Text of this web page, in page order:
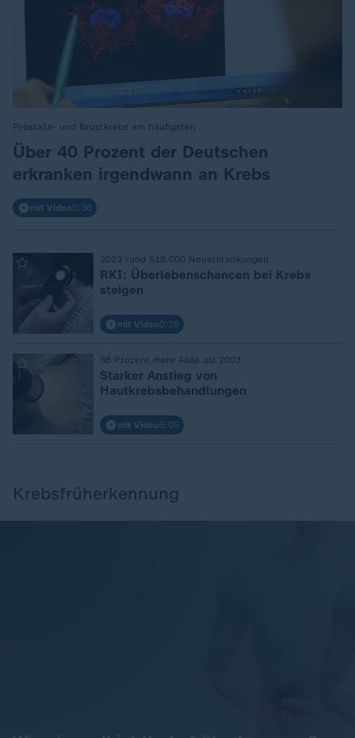
Prostata- und Brustkrebs am häufigsten
:
Über 40 Prozent der Deutschen
erkranken irgendwann an Krebs
mit Video0:36
2023 rund 518.000 Neuerkrankungen
RKI: Überlebenschancen bei Krebs
steigen
mit Video0:26
88 Prozent mehr Fälle als 2003
:
Starker Anstieg von
Hautkrebsbehandlungen
mit Video5:05
Krebsfrüherkennung